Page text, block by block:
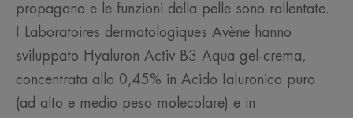
propagano e le funzioni della pelle sono rallentate.
I Laboratoires dermatologiques Avène hanno
sviluppato Hyaluron Activ B3 Aqua gel-crema,
concentrata allo 0,45% in Acido Ialuronico puro
(ad alto e medio peso molecolare) e in